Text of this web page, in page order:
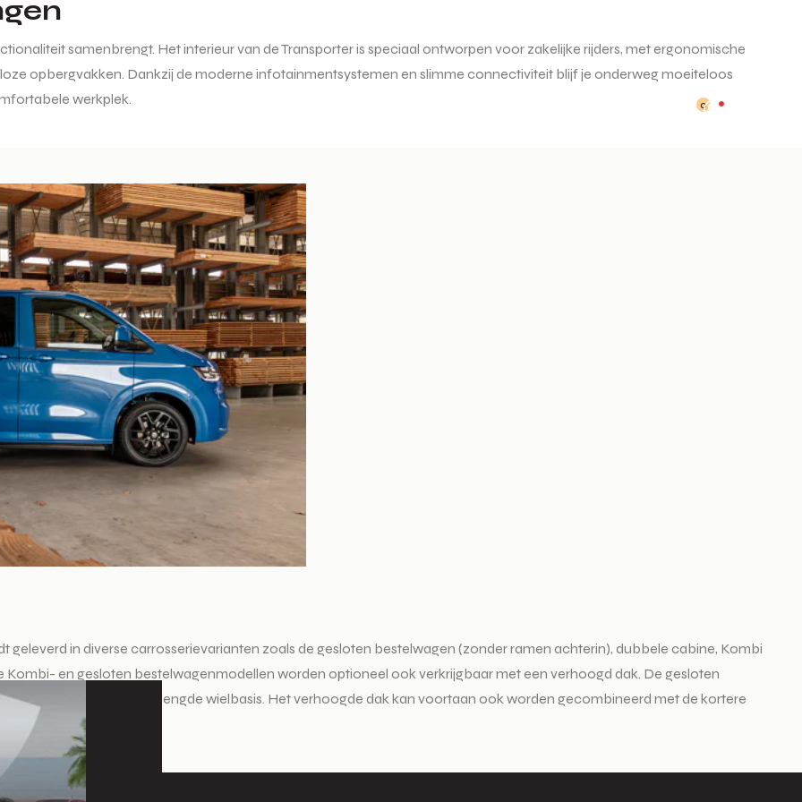
0
samenbrengt. Het interieur van de Transporter is speciaal ontworpen voor zakelijke rijders, met ergonomische
opbergvakken. Dankzij de moderne infotainmentsystemen en slimme connectiviteit blijf je onderweg moeiteloos
werkplek.
geleverd in diverse carrosserievarianten zoals de gesloten bestelwagen (zonder ramen achterin), dubbele cabine, Kombi
Kombi- en gesloten bestelwagenmodellen worden optioneel ook verkrijgbaar met een verhoogd dak. De gesloten
leverbaar met een verlengde wielbasis. Het verhoogde dak kan voortaan ook worden gecombineerd met de kortere